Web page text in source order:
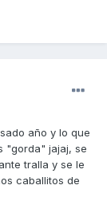
año y lo que
"gorda" jajaj, se
tralla y se le
caballitos de